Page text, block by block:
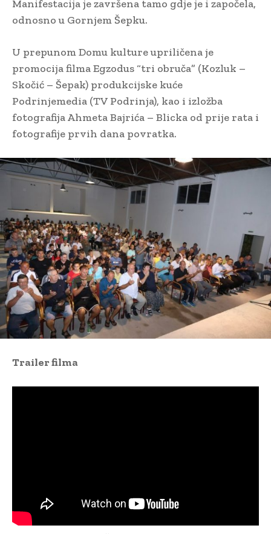
Manifestacija je završena tamo gdje je i započela,
odnosno u Gornjem Šepku.
U prepunom Domu kulture upriličena je
promocija filma Egzodus “tri obruča” (Kozluk –
Skočić – Šepak) produkcijske kuće
Podrinjemedia (TV Podrinja), kao i izložba
fotografija Ahmeta Bajrića – Blicka od prije rata i
fotografije prvih dana povratka.
Trailer filma